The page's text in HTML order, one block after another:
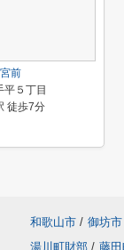
前
５丁目
徒歩7分
和歌山市 / 御坊市
湯川町財部 / 藤田